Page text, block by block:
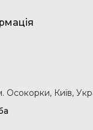
Осокорки, Київ,